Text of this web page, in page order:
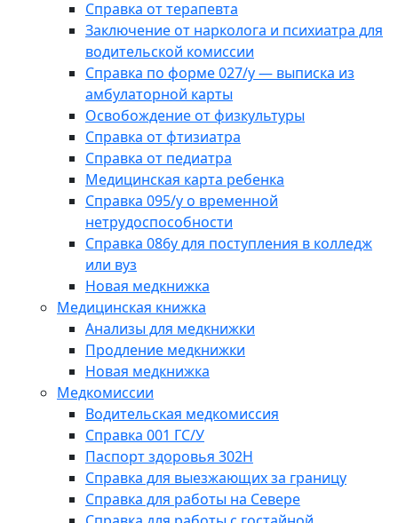
Справка от терапевта
Заключение от нарколога и психиатра для
водительской комиссии
Справка по форме 027/у — выписка из
амбулаторной карты
Освобождение от физкультуры
Справка от фтизиатра
Справка от педиатра
Медицинская карта ребенка
Справка 095/у о временной
нетрудоспособности
Справка 086у для поступления в колледж
или вуз
Новая медкнижка
Медицинская книжка
Анализы для медкнижки
Продление медкнижки
Новая медкнижка
Медкомиссии
Водительская медкомиссия
Справка 001 ГС/У
Паспорт здоровья 302Н
Справка для выезжающих за границу
Справка для работы на Севере